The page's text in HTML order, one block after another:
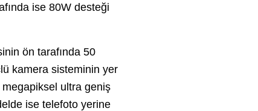
ise 80W desteği
ön tarafında 50
kamera sisteminin yer
ultra geniş
ise telefoto yerine